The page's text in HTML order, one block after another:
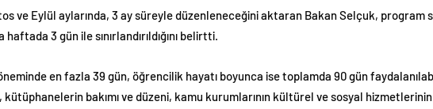
ve Eylül aylarında, 3 ay süreyle düzenleneceğini aktaran Bakan Selçuk,
3 gün ile sınırlandırıldığını belirtti.
en fazla 39 gün, öğrencilik hayatı boyunca ise toplamda 90 gün
kütüphanelerin bakımı ve düzeni, kamu kurumlarının kültürel ve sosyal